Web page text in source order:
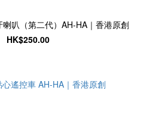
叭（第二代）AH-HA｜香港原創
HK$250.00